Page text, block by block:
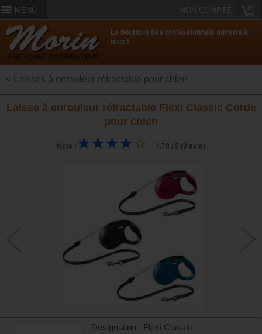
MENU MON COMPTE
La boutique des professionnels ouverte à
tous !
< Laisses à enrouleur rétractable pour chien
Laisse à enrouleur rétractable Flexi Classic Corde
pour chien
Note : 4.78 / 5 (9 avis)
Désignation : Flexi Classic